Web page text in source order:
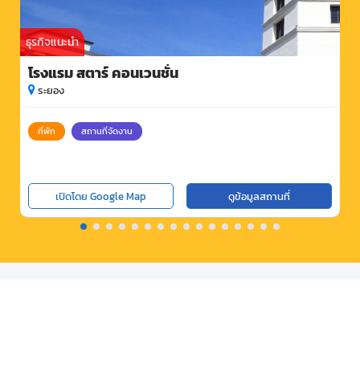
ธุรกิจแนะนำ
โรงแรม สตาร์ คอนเวนชั่น
ระยอง
ที่พัก สถานที่จัดงาน
เปิดโดย Google Map ดูข้อมูลสถานที่